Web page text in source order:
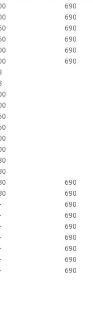
690
690
690
690
690
690
690
690
690
690
690
690
690
690
690